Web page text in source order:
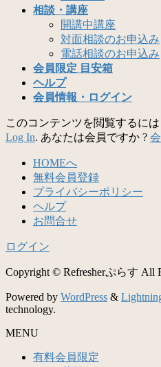
相談・講座
開講中講座
対面相談のお申込み
電話相談のお申込み
会員限定 目安箱
ヘルプ
会員情報・ログイン
このコンテンツを閲覧するに
Log In. あなたは会員ですか ?
HOMEへ
無料会員登録
プライバシーポリシー
ヘルプ
お問合せ
ログイン
Copyright © Refresherぷらす All
Powered by WordPress &
technology.
MENU
有料会員限定